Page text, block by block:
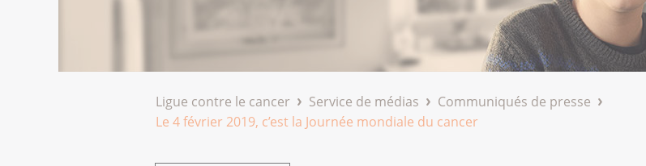
Ligue contre le cancer Service de médias
Communiqués de presse
Le 4 février 2019, c’est la Journée mondiale du cancer